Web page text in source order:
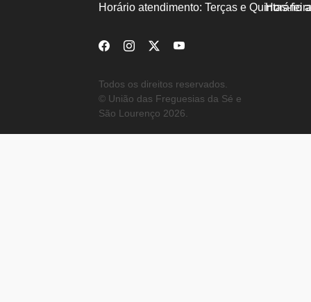
Horário atendimento: Terças e Quintas-
Horário
Todos os direitos reservados.
© União das Freguesias da Sé e
São Lourenço 2026.